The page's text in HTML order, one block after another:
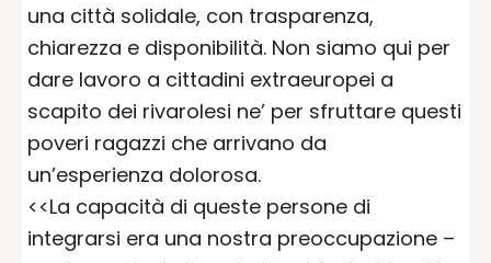
una città solidale, con trasparenza,
chiarezza e disponibilità. Non siamo qui per
dare lavoro a cittadini extraeuropei a
scapito dei rivarolesi ne’ per sfruttare questi
poveri ragazzi che arrivano da
un’esperienza dolorosa.
<<La capacità di queste persone di
integrarsi era una nostra preoccupazione –